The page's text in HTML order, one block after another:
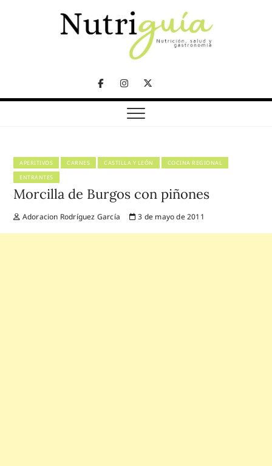
FacebookInstagram
Twitter
Telegram
Nutriguía (Desde
2002)
APERITIVOS CARNES CASTILLA Y LEÓN
COCINA REGIONAL
ENTRANTES
Morcilla de Burgos con piñones
Adoracion Rodríguez García 3 de mayo de 2011